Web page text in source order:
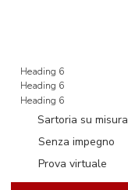
Heading 6
Heading 6
Heading 6
Sartoria su misura
Senza impegno
Prova virtuale